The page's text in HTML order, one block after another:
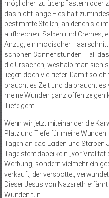
möglichen zu überpflastern oder
das nicht lange – es hält
bestimmte Stellen, an denen sie
aufbrechen. Salben und Cremes,
Anzug, ein modischer
schönen Sonnenstunden – all
die Ursachen, weshalb man sich
liegen doch viel tiefer. Damit
braucht es Zeit und da braucht
meine Wunden ganz offen zeigen
Tiefe geht.
Wenn wir jetzt miteinander die
Platz und Tiefe für meine
Tagen an das Leiden und Sterben
Tage steht dabei kein „vor
Werbung, sondern vielmehr ein
verkauft, der verspottet,
Dieser Jesus von Nazareth
Wunden tun.